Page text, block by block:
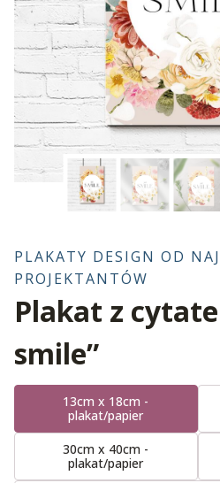
PLAKATY DESIGN OD
PROJEKTANTÓW
Plakat z
smile”
13cm x 18cm -
plakat/papier
30cm x 40cm -
plakat/papier